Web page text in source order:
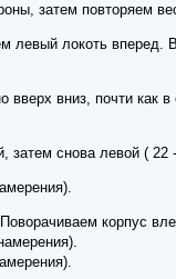
затем повторяем
левый локоть
вниз, почти как
снова левой ( 22
корпус